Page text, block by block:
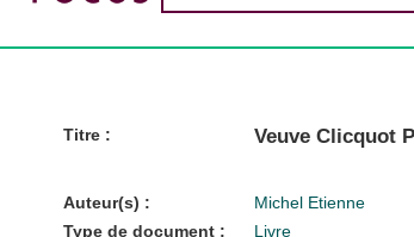
Titre : Veuve Clicquot
Auteur(s) :
Michel Etienne
Type de document :
Livre